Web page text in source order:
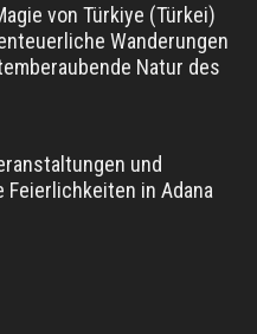
von Türkiye (Türkei)
Wanderungen
Natur des
und
in Adana